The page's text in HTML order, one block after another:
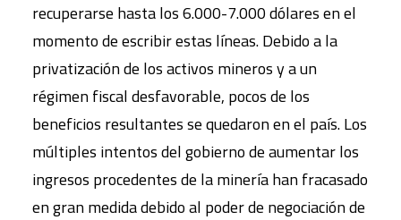
recuperarse hasta los 6.000-7.000 dólares en el
momento de escribir estas líneas. Debido a la
privatización de los activos mineros y a un
régimen fiscal desfavorable, pocos de los
beneficios resultantes se quedaron en el país. Los
múltiples intentos del gobierno de aumentar los
ingresos procedentes de la minería han fracasado
en gran medida debido al poder de negociación de